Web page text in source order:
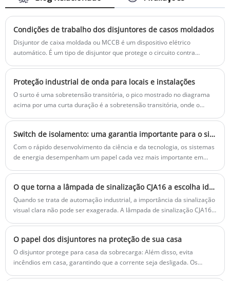
diferentes PLCs e computadores de
controle industrial no setor.
alimentação podem ser conectados em
um potencial igual quando os raios
atingirem.
ofereceremos o melhor serviço pós-venda
e entrega oportuna. O produto ganhou
várias patentes nacionais. É adequado
para grades de energia de baixa tensão
com aterramento direto de ponto neutro
de quatro fios de quatro fios (sistema de
aterramento TT). É usado para fornecer
proteção de contato indireta para risco de
choque elétrico pessoal e também pode
proteger falhas de aterramento,
sobrecorrentes, curtos circuitos etc. de
linhas ou eletricidade.
Condições de trabalho dos disjuntores de casos moldados
Disjuntor de caixa moldada ou MCCB é um dispositivo elétrico
automático. É um tipo de disjuntor que protege o circuito contra
oferece recursos extras que o tornam um disjuntor superior, como
fechamento remoto e configurações de viagem ajustáveis, ou seja,
suas configurações atuais e as configurações de tempo podem ser
Proteção industrial de onda para locais e instalações
O surto é uma sobretensão transitória, o pico mostrado no diagrama
acima por uma curta duração é a sobretensão transitória, onde o
tensão maior que a tensão nominal. Devemos proteger nossos
dispositivos contra esse aumento.
Switch de isolamento: uma garantia importante para o sistema de energia
Com o rápido desenvolvimento da ciência e da tecnologia, os sistemas
de energia desempenham um papel cada vez mais importante em
barreira de segurança para o sistema de energia, mas também um
elemento -chave para garantir a operação normal do sistema de
energia.
O que torna a lâmpada de sinalização CJA16 a escolha ideal para painéis de controle industriais?
​Quando se trata de automação industrial, a importância da sinalização
visual clara não pode ser exagerada. A lâmpada de sinalização CJA16
especificações e aplicações práticas da lâmpada de sinalização CJA16,
ajudando engenheiros e técnicos a tomar decisões informadas.
O papel dos disjuntores na proteção de sua casa
O disjuntor protege para casa da sobrecarga: Além disso, evita
incêndios em casa, garantindo que a corrente seja desligada. Os